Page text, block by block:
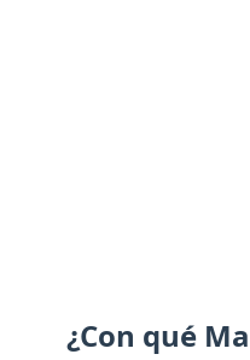
¿Con qué